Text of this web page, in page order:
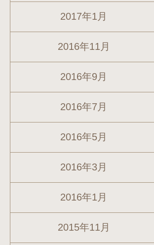
2017年1月
2016年11月
2016年9月
2016年7月
2016年5月
2016年3月
2016年1月
2015年11月